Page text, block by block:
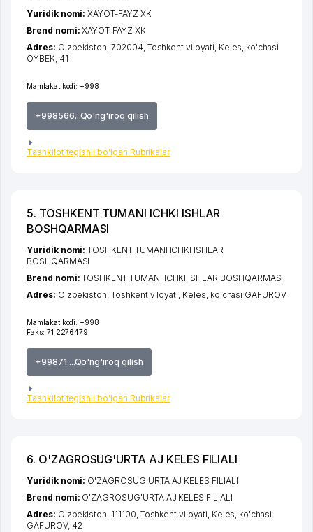
Mamlakat kodi: +998
+998566...Qo'ng'iroq qilish
Tashkilot tegishli bo'lgan Rubrikalar
Yuridik nomi:XAYOT-FAYZ XK
Brend nomi:XAYOT-FAYZ XK
Adres: O'zbekiston, 702004, Toshkent viloyati Keles ko'chasi
OYBEK , 41
5. TOSHKENT TUMANI ICHKI ISHLAR
BOSHQARMASI
Mamlakat kodi: +998
Faks: 71 2276479
+99871 ...Qo'ng'iroq qilish
Tashkilot tegishli bo'lgan Rubrikalar
Yuridik nomi:TOSHKENT TUMANI ICHKI ISHLAR
BOSHQARMASI
Brend nomi:TOSHKENT TUMANI ICHKI ISHLAR BOSHQARMASI
Adres: O'zbekiston,Toshkent viloyati Keles ko'chasi GAFUROV
6. O'ZAGROSUG'URTA AJ KELES FILIALI
Yuridik nomi: O'ZAGROSUG'URTA AJ KELES FILIALI
Brend nomi: O'ZAGROSUG'URTA AJ KELES FILIALI
Adres: O'zbekiston, 111100, Toshkent viloyati, Keles, ko'chasi
GAFUROV, 42